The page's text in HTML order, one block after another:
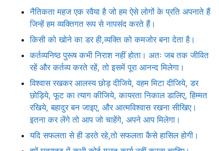
नैतिकता महज एक रवैया है जो हम ऐसे लोगों के प्रति अपनाते हैं
जिन्हें हम व्यक्तिगत रूप से नापसंद करते हैं।
किसी को खोने का डर ही,व्यक्ति को कमजोर बना देता है।
कर्तव्यनिष्ठ पुरूष कभी निराश नहीं होता। अतः जब तक जीवित
रहें और कर्तव्य करते रहें, तो इसमें पूरा आनन्द मिलेगा।
विश्वास रखकर आलस्य छोड़ दीजिये, वहम मिटा दीजिये, डर
छोड़िये, फूट का त्याग कीजिये, कायरता निकाल डालिए, हिम्मत
रखिये, बहादुर बन जाइए, और आत्मविश्वास रखना सीखिए।
इतना कर लेंगे तो आप जो चाहेंगे, अपने आप मिलेगा।
यदि सफलता से ही डरते रहे,तो सफलता कैसे हासिल होगी।